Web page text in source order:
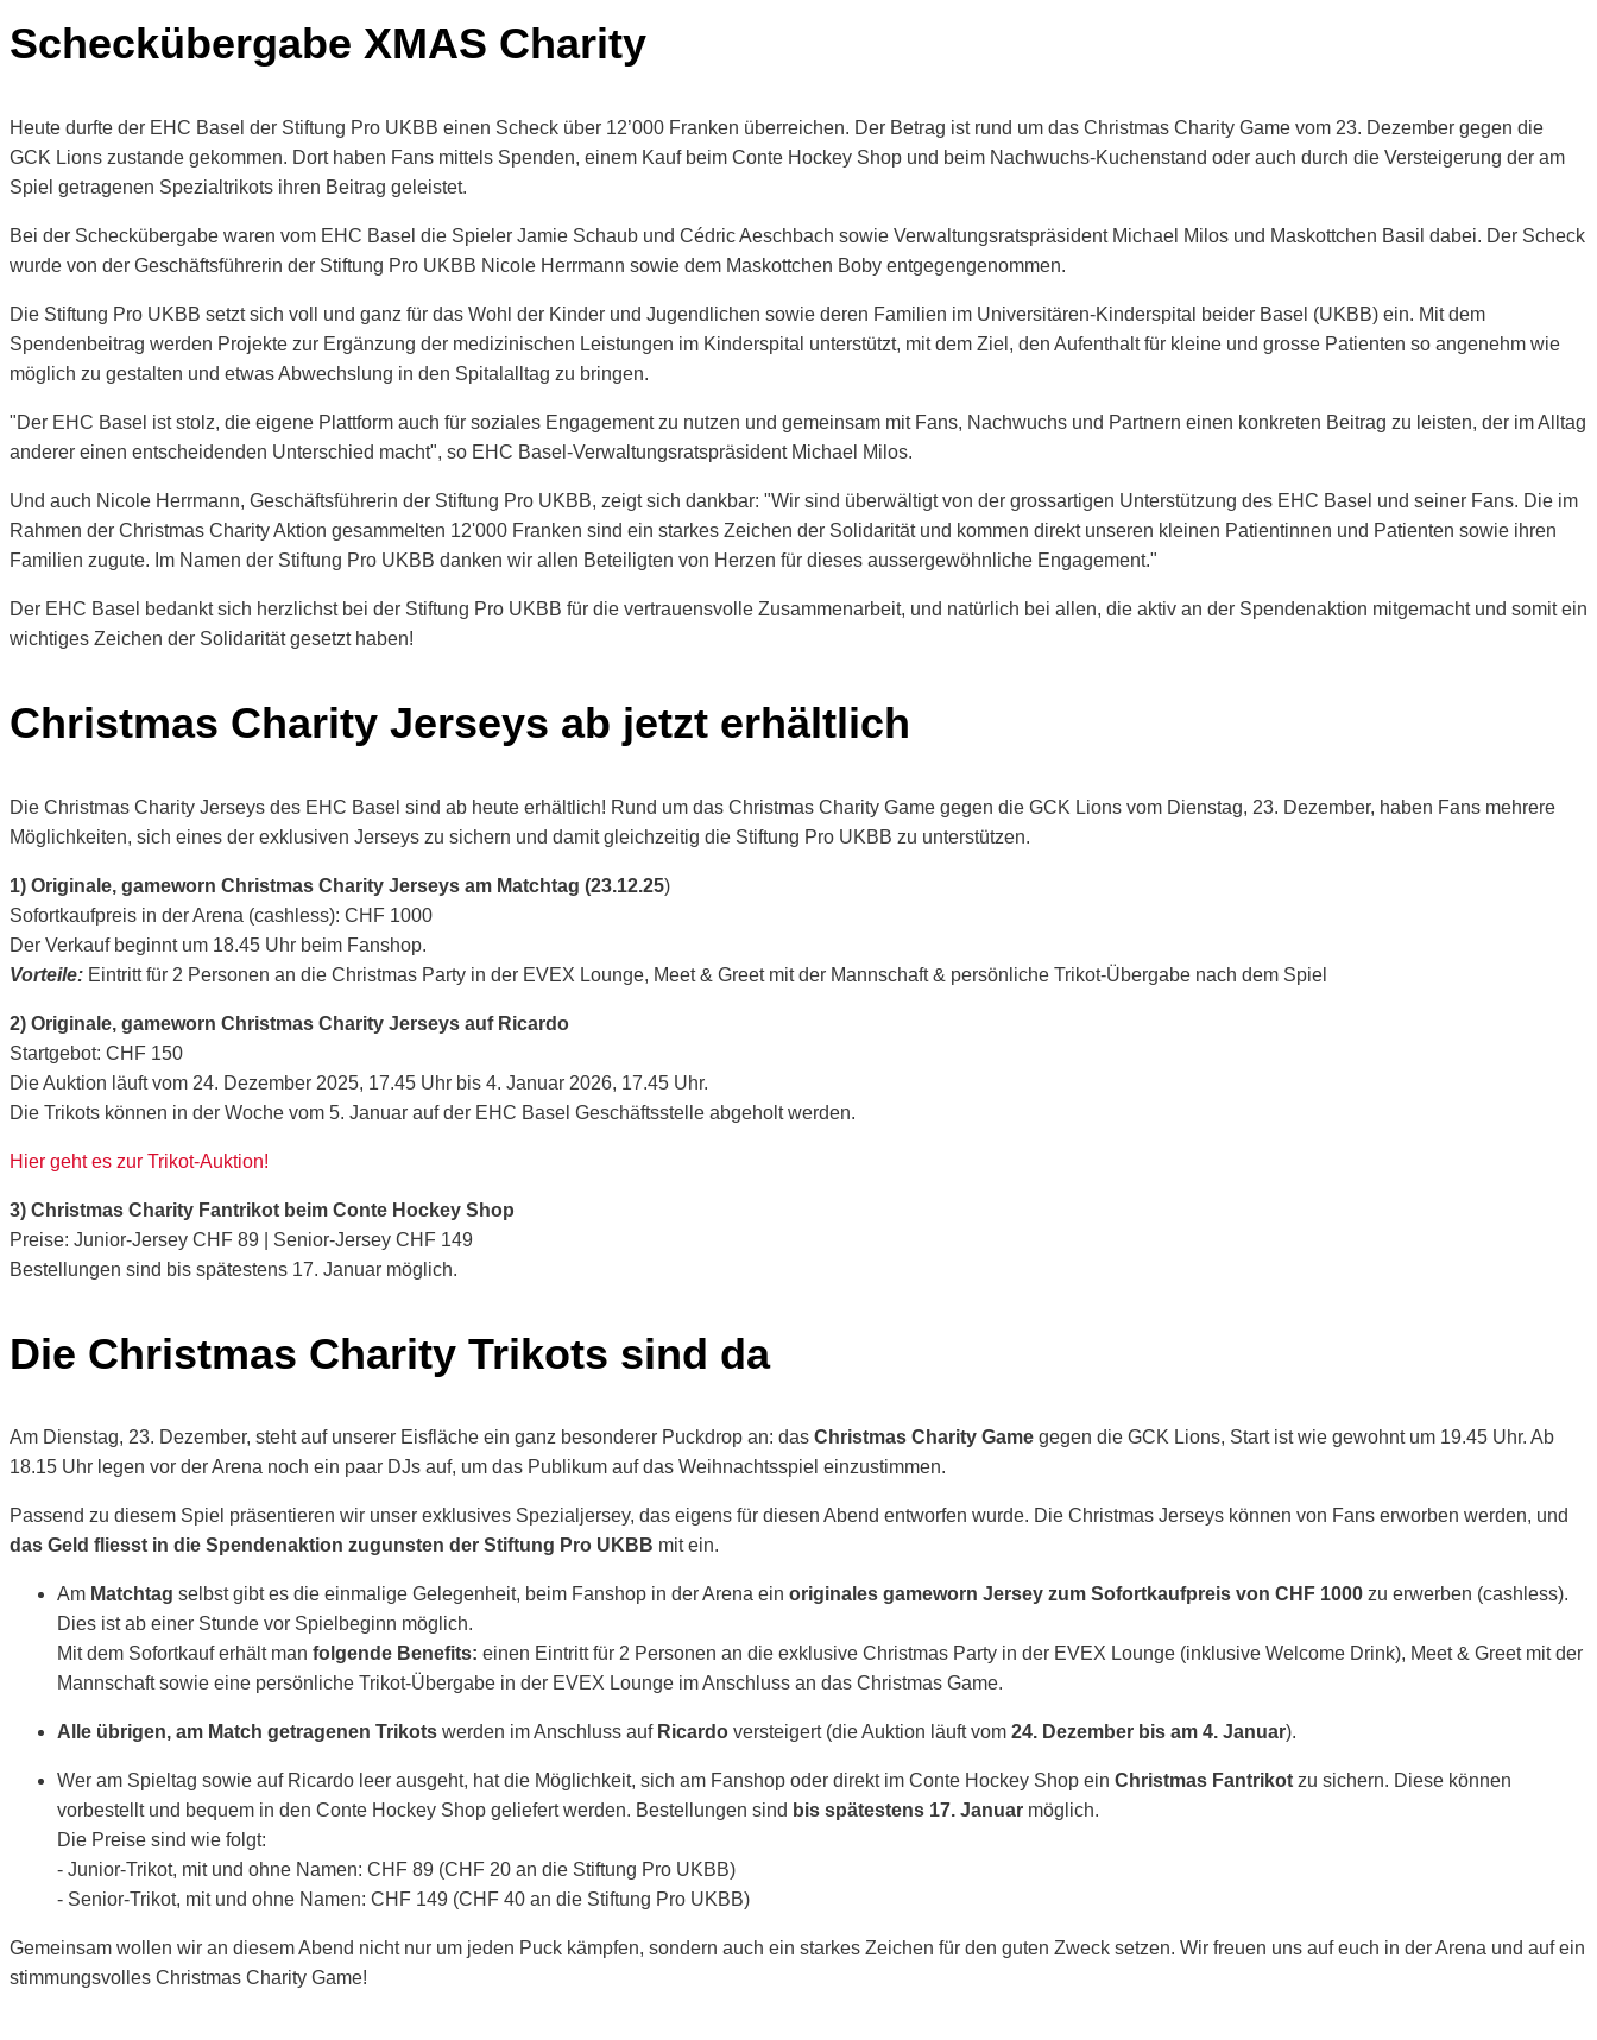
Scheckübergabe XMAS Charity
Heute durfte der EHC Basel der Stiftung Pro UKBB einen Scheck über 12’000 Franken überreichen. Der Betrag ist rund um das Christmas Charity Game vom 23. Dezember gegen die
GCK Lions zustande gekommen. Dort haben Fans mittels Spenden, einem Kauf beim Conte Hockey Shop und beim Nachwuchs-Kuchenstand oder auch durch die Versteigerung der am
Spiel getragenen Spezialtrikots ihren Beitrag geleistet.
Bei der Scheckübergabe waren vom EHC Basel die Spieler Jamie Schaub und Cédric Aeschbach sowie Verwaltungsratspräsident Michael Milos und Maskottchen Basil dabei. Der Scheck
wurde von der Geschäftsführerin der Stiftung Pro UKBB Nicole Herrmann sowie dem Maskottchen Boby entgegengenommen.
Die Stiftung Pro UKBB setzt sich voll und ganz für das Wohl der Kinder und Jugendlichen sowie deren Familien im Universitären-Kinderspital beider Basel (UKBB) ein. Mit dem
Spendenbeitrag werden Projekte zur Ergänzung der medizinischen Leistungen im Kinderspital unterstützt, mit dem Ziel, den Aufenthalt für kleine und grosse Patienten so angenehm wie
möglich zu gestalten und etwas Abwechslung in den Spitalalltag zu bringen.
"Der EHC Basel ist stolz, die eigene Plattform auch für soziales Engagement zu nutzen und gemeinsam mit Fans, Nachwuchs und Partnern einen konkreten Beitrag zu leisten, der im Alltag
anderer einen entscheidenden Unterschied macht", so EHC Basel-Verwaltungsratspräsident Michael Milos.
Und auch Nicole Herrmann, Geschäftsführerin der Stiftung Pro UKBB, zeigt sich dankbar: "Wir sind überwältigt von der grossartigen Unterstützung des EHC Basel und seiner Fans. Die im
Rahmen der Christmas Charity Aktion gesammelten 12'000 Franken sind ein starkes Zeichen der Solidarität und kommen direkt unseren kleinen Patientinnen und Patienten sowie ihren
Familien zugute. Im Namen der Stiftung Pro UKBB danken wir allen Beteiligten von Herzen für dieses aussergewöhnliche Engagement."
Der EHC Basel bedankt sich herzlichst bei der Stiftung Pro UKBB für die vertrauensvolle Zusammenarbeit, und natürlich bei allen, die aktiv an der Spendenaktion mitgemacht und somit ein
wichtiges Zeichen der Solidarität gesetzt haben!
Christmas Charity Jerseys ab jetzt erhältlich
Die Christmas Charity Jerseys des EHC Basel sind ab heute erhältlich! Rund um das Christmas Charity Game gegen die GCK Lions vom Dienstag, 23. Dezember, haben Fans mehrere
Möglichkeiten, sich eines der exklusiven Jerseys zu sichern und damit gleichzeitig die Stiftung Pro UKBB zu unterstützen.
1) Originale, gameworn Christmas Charity Jerseys am Matchtag (23.12.25)
Sofortkaufpreis in der Arena (cashless): CHF 1000
Der Verkauf beginnt um 18.45 Uhr beim Fanshop.
Vorteile: Eintritt für 2 Personen an die Christmas Party in der EVEX Lounge, Meet & Greet mit der Mannschaft & persönliche Trikot-Übergabe nach dem Spiel
2) Originale, gameworn Christmas Charity Jerseys auf Ricardo
Startgebot: CHF 150
Die Auktion läuft vom 24. Dezember 2025, 17.45 Uhr bis 4. Januar 2026, 17.45 Uhr.
Die Trikots können in der Woche vom 5. Januar auf der EHC Basel Geschäftsstelle abgeholt werden.
Hier geht es zur Trikot-Auktion!
3) Christmas Charity Fantrikot beim Conte Hockey Shop
Preise: Junior-Jersey CHF 89 | Senior-Jersey CHF 149
Bestellungen sind bis spätestens 17. Januar möglich.
Die Christmas Charity Trikots sind da
Am Dienstag, 23. Dezember, steht auf unserer Eisfläche ein ganz besonderer Puckdrop an: das Christmas Charity Game gegen die GCK Lions, Start ist wie gewohnt um 19.45 Uhr. Ab
18.15 Uhr legen vor der Arena noch ein paar DJs auf, um das Publikum auf das Weihnachtsspiel einzustimmen.
Passend zu diesem Spiel präsentieren wir unser exklusives Spezialjersey, das eigens für diesen Abend entworfen wurde. Die Christmas Jerseys können von Fans erworben werden, und
das Geld fliesst in die Spendenaktion zugunsten der Stiftung Pro UKBB mit ein.
Am Matchtag selbst gibt es die einmalige Gelegenheit, beim Fanshop in der Arena ein originales gameworn Jersey zum Sofortkaufpreis von CHF 1000 zu erwerben (cashless).
Dies ist ab einer Stunde vor Spielbeginn möglich.
Mit dem Sofortkauf erhält man folgende Benefits: einen Eintritt für 2 Personen an die exklusive Christmas Party in der EVEX Lounge (inklusive Welcome Drink), Meet & Greet mit der
Mannschaft sowie eine persönliche Trikot-Übergabe in der EVEX Lounge im Anschluss an das Christmas Game.
Alle übrigen, am Match getragenen Trikots werden im Anschluss auf Ricardo versteigert (die Auktion läuft vom 24. Dezember bis am 4. Januar).
Wer am Spieltag sowie auf Ricardo leer ausgeht, hat die Möglichkeit, sich am Fanshop oder direkt im Conte Hockey Shop ein Christmas Fantrikot zu sichern. Diese können
vorbestellt und bequem in den Conte Hockey Shop geliefert werden. Bestellungen sind bis spätestens 17. Januar möglich.
Die Preise sind wie folgt:
- Junior-Trikot, mit und ohne Namen: CHF 89 (CHF 20 an die Stiftung Pro UKBB)
- Senior-Trikot, mit und ohne Namen: CHF 149 (CHF 40 an die Stiftung Pro UKBB)
Gemeinsam wollen wir an diesem Abend nicht nur um jeden Puck kämpfen, sondern auch ein starkes Zeichen für den guten Zweck setzen. Wir freuen uns auf euch in der Arena und auf ein
stimmungsvolles Christmas Charity Game!